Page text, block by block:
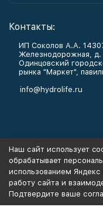
Контакты:
ИП Соколов А.А.
Железнодорожная, д.
Одинцовский
рынка "Маркет",
info@hydrolife.ru
Информация
Политика персональных
Наш сайт использует
обрабатывает
использованием
работу сайта и
Подтвердите ваше